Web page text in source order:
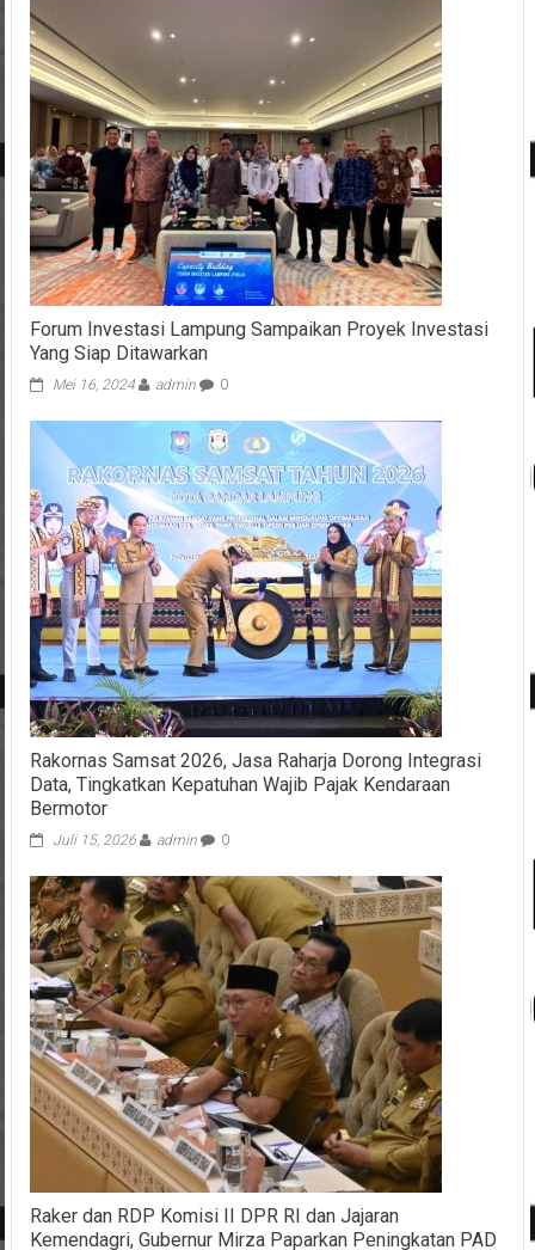
Forum Investasi Lampung Sampaikan Proyek Investasi
Yang Siap Ditawarkan
Mei 16, 2024 admin 0
Rakornas Samsat 2026, Jasa Raharja Dorong Integrasi
Data, Tingkatkan Kepatuhan Wajib Pajak Kendaraan
Bermotor
Juli 15, 2026 admin 0
Raker dan RDP Komisi II DPR RI dan Jajaran
Kemendagri, Gubernur Mirza Paparkan Peningkatan PAD